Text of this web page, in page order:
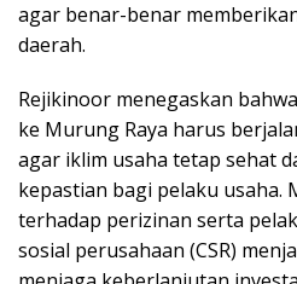
agar benar-benar
daerah.
Rejikinoor menegaskan
ke Murung Raya harus
agar iklim usaha tetap sehat
kepastian bagi pelaku usaha.
terhadap perizinan serta
sosial perusahaan (CSR)